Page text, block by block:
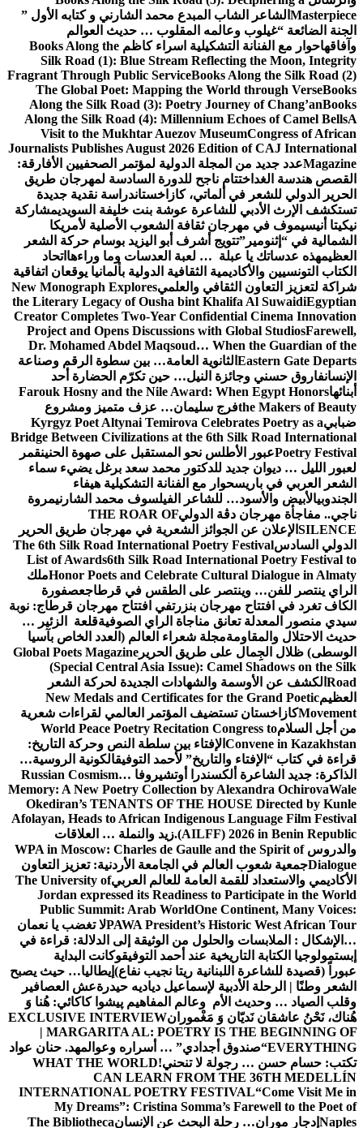
Masterpiece الشاعر الشاب المبدع محمد الشارني و كتابه الأول ”
الجنة الضائعة “غيلوب وعالمه المقلوب … حديث العوالم
وآفاقهاحوار مع الفنانة التشكيلية اسراء كاظم Books Along the
Silk Road (1): Blue Stream Reflecting the Moon, Integrity
Fragrant Through Public ServiceBooks Along the Silk Road (2)
The Global Poet: Mapping the World through VerseBooks
Along the Silk Road (3): Poetry Journey of Chang’anBooks
Along the Silk Road (4): Millennium Echoes of Camel BellsA
Visit to the Mukhtar Auezov MuseumCongress of African
Journalists Publishes August 2026 Edition of CAJ International
Magazineعدد جديد من المجلة الدولية لمؤتمر الصحفيين الأفارقة:
القصص هندسة الغد اختتام ناجح للدورة السادسة لمهرجان طريق
الحرير الدولي للشعر في ألماتي، كازاخستاندراسة نقدية جديدة
تستكشف الإرث الأدبي للشاعرة عوشة بنت خليفة السويديمشاركة
نيكيتا أنيسيموف في مهرجان ثقافة الشعوب الأصلية لأمريكا
الشمالية في “إثنومير”تتويج أشرف أبو اليزيد بوسام حركة الشعر
العظيمهذه عدساتك يا عبلة … لعبة العدسات وما وراءها اتحاد
الكتاب التونسيين والأكاديمية الثقافية الدولية بألمانيا يوقعان اتفاقية
شراكة لتعزيز التعاون الثقافي والعلميNew Monograph Explores
the Literary Legacy of Ousha bint Khalifa Al SuwaidiEgyptian
Creator Completes Two-Year Confidential Cinema Innovation
Project and Opens Discussions with Global StudiosFarewell,
Dr. Mohamed Abdel Maqsoud… When the Guardian of the
Eastern Gate Departs الثانوية العامة… بين سطوة الرقم وصناعة
الإنسانفاروق حسني وجائزة النيل… حين تكرّم الحضارة أحد
أبنائهاFarouk Hosny and the Nile Award: When Egypt Honors
the Makers of Beautyفرج سليمان… عزف متميز ومشروع
ضبابيKyrgyz Poet Altynai Temirova Celebrates Poetry as a
Bridge Between Civilizations at the 6th Silk Road International
Poetry Festivalعبور الأطلس نحو المستقبل على صهوة الحنينقمر
لعبور الليل … ديوان جديد للدكتور محمد سعد برغل يضيء سماء
الشعر العربي في باريسحوار مع الفنانة التشكيلية هيفاء
الجندوبيالأبيض والأسود… للشاعر الفيلسوف محمد الشارنيمروة
ناجي.. مفاجأة مهرجان دڨة الدوليTHE ROAR OF
SILENCE الإعلان عن الجوائز الشعرية في مهرجان طريق الحرير
الدولي السادسThe 6th Silk Road International Poetry Festival
List of Awards6th Silk Road International Poetry Festival to
Honor Poets and Celebrate Cultural Dialogue in Almatyملك
الراي ينتصر للفن… وينتصر على الطقس في قرطاجعصفورة
الكاف تغرد في افتتاح مهرجان بنزرتفي افتتاح مهرجان قرطاج: نوبة
سيدي منصور المعدلة تعانق مناجاة الراي الصوفيةقلعة الزئير …
حديث الاحتلال والمقاومةمجلة شعراء العالم (العدد الخاص بآسيا
الوسطى) ظلال الجِمال على طريق الحرير Global Poets Magazine
(Special Central Asia Issue): Camel Shadows on the Silk
Road الكشف عن الأوسمة والشهادات الجديدة لحركة الشعر
العظيمNew Medals and Certificates for the Grand Poetic
Movementكازاخستان تستضيف المؤتمر العالمي لقراءات شعرية
من أجل السلامWorld Peace Poetry Recitation Congress to
Convene in Kazakhstan الإفتاء بين سلطة النص وحركة التاريخ:
قراءة في كتاب “الإفتاء والتاريخ” لأحمد التوفيقالكونية الروسية…
الذاكرة: جديد الشاعرة ألكسندرا أوتشيروفا Russian Cosmism…
Memory: A New Poetry Collection by Alexandra OchirovaWale
Okediran’s TENANTS OF THE HOUSE Directed by Kunle
Afolayan, Heads to African Indigenous Language Film Festival
(AILFF) 2026 in Benin Republic. زيد والنملة … العلاقات
والدروسWPA in Moscow: Charles de Gaulle and the Spirit of
Dialogueجمعية شعوب العالم في الجامعة الأردنية: تعزيز التعاون
الأكاديمي والاستعداد للقمة العامة للعالم العربيThe University of
Jordan expressed its Readiness to Participate in the World
Public Summit: Arab WorldOne Continent, Many Voices:
PAWA President’s Historic West African Tourلا تغضب يا نعمان
…الإشكال : الملابسات والحلول من الوثيقة إلى الدلالة: قراءة في
إبستمولوجيا الكتابة التاريخية عند أحمد التوفيقوكانت البداية
عبوراً (قصيدة للشاعرة اللبنانية ريتا نجيب نفاع) إيطاليا… حيث يصبح
الشعر وطنًا | الرحلة الأدبية لإسماعيل دياديه حيدرةعش العصافير
وقلب الصياد … وحديث الأم وعالم المفاهيم پیشوا کاکائي: هُنا وَ
هُناك، نَحْنُ عاشقان نَديّان وَ مَغْمورانEXCLUSIVE INTERVIEW
| MARGARITA AL: POETRY IS THE BEGINNING OF
EVERYTHING“صندوق أجدادي” … أسراره وعوالمهد. حنان عواد
تكتب: حسام حسن … رجولة لا تنحني!WHAT THE WORLD
CAN LEARN FROM THE 36TH MEDELLÍN
INTERNATIONAL POETRY FESTIVAL“Come Visit Me in
My Dreams”: Cristina Somma’s Farewell to the Poet of
Naples إدجار موران… رحلة البحث عن الإنسانThe Bibliotheca